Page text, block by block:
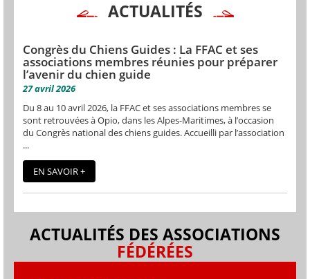
ACTUALITÉS
Congrès du Chiens Guides : La FFAC et ses
associations membres réunies pour préparer
l’avenir du chien guide
27 avril 2026
Du 8 au 10 avril 2026, la FFAC et ses associations membres se
sont retrouvées à Opio, dans les Alpes-Maritimes, à l’occasion
du Congrès national des chiens guides. Accueilli par l’association
...
EN SAVOIR +
ACTUALITÉS DES ASSOCIATIONS
FÉDÉRÉES